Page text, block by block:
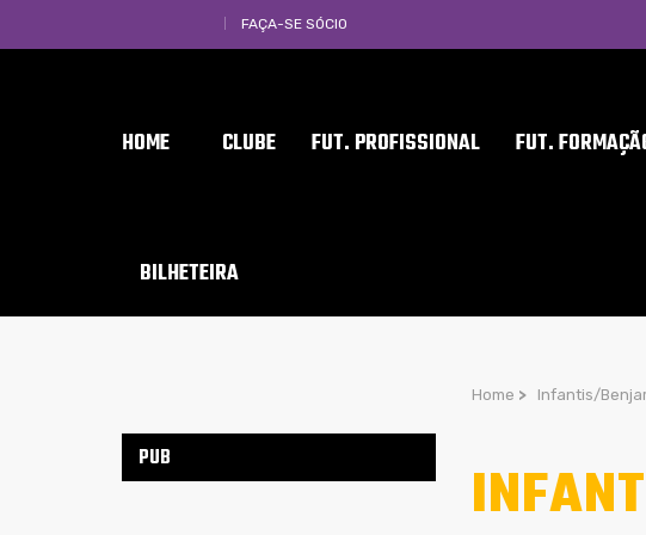
FAÇA-SE SÓCIO
HOME CLUBE FUT. PROFISSIONAL FUT.
BILHETEIRA
Home > Infantis/
PUB